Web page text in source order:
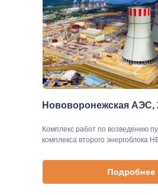
Нововоронежская АЭС,
Комплекс работ по возведению
комплекса второго энергоблока